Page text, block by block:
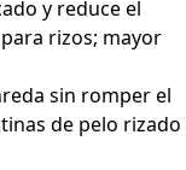
y reduce el
rizos; mayor
sin romper el
de pelo rizado